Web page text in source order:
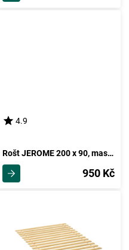
4.9
Rošt JEROME 200 x 90, masiv smrk
950 Kč